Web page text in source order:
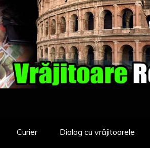
Curier Dialog cu vrăjitoarele